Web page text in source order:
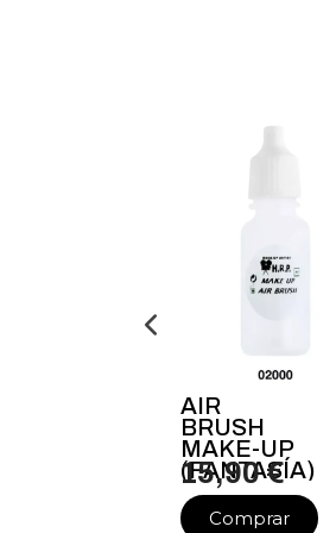
AIR
BRUSH
MAKE-UP
(FANTASÍA)
15,90 €
Comprar